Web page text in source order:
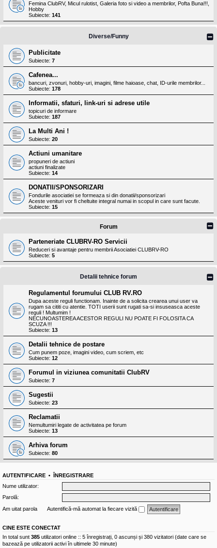
Femina ClubRV, Micul rulotist, Galeria foto si video a membrilor, Pofta Buna!!!,
Hobby
Subiecte: 141
Diverse/Funny
Publicitate
Subiecte: 7
Cafenea...
bancuri, zvonuri, hobby-uri, imagini, filme haioase, chat, ID-urile membrilor...
Subiecte: 178
Informatii, sfaturi, link-uri si adrese utile
topicuri de informare
Subiecte: 187
La Multi Ani !
Subiecte: 20
Actiuni umanitare
propuneri de actiuni
actiuni finalizate
Subiecte: 14
DONATII/SPONSORIZARI
Fondurile asociatiei se formeaza si din donatii/sponsorizari
Aceste venituri vor fi cheltuite integral numai in scopul in care sunt facute.
Subiecte: 15
Forum
Parteneriate CLUBRV-RO Servicii
Reduceri si avantaje pentru membrii Asociatiei CLUBRV-RO
Subiecte: 5
Detalii tehnice forum
Regulamentul forumului CLUB RV.RO
Dupa aceste reguli functionam. Inainte de a solicita crearea unui user va
rugam sa cititi cu atentie. TOTI userii sunt rugati sa-si insuseasca aceste
reguli ! Multumim !
NECUNOASTEREA ACESTOR REGULI NU POATE FI FOLOSITA CA
SCUZA !!!
Subiecte: 13
Detalii tehnice de postare
Cum punem poze, imagini video, cum scriem, etc
Subiecte: 12
Forumul in viziunea comunitatii ClubRV
Subiecte: 7
Sugestii
Subiecte: 23
Reclamatii
Nemultumiri legate de activitatea pe forum
Subiecte: 13
Arhiva forum
Subiecte: 80
AUTENTIFICARE • ÎNREGISTRARE
Nume utilizator:
Parolă:
Am uitat parola
Autentifică-mă automat la fiecare vizită
CINE ESTE CONECTAT
In total sunt 385 utilizatori online :: 5 înregistrați, 0 ascunși și 380 vizitatori (date care se
bazează pe utilizatorii activi în ultimele 30 minute)